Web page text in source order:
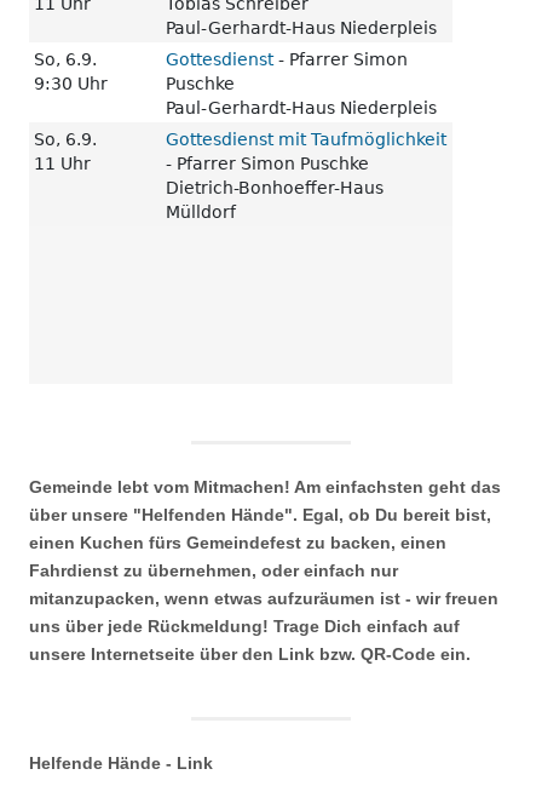
Gemeinde lebt vom Mitmachen! Am einfachsten geht das
über unsere "Helfenden Hände". Egal, ob Du bereit bist,
einen Kuchen fürs Gemeindefest zu backen, einen
Fahrdienst zu übernehmen, oder einfach nur
mitanzupacken, wenn etwas aufzuräumen ist - wir freuen
uns über jede Rückmeldung! Trage Dich einfach auf
unsere Internetseite über den Link bzw. QR-Code ein.
Helfende Hände - Link